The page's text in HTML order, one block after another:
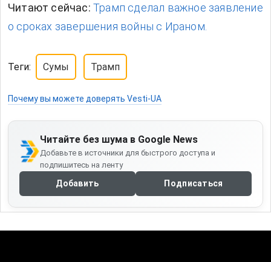
Читают сейчас: Трамп сделал важное заявление
о сроках завершения войны с Ираном.
Теги: Сумы Трамп
Почему вы можете доверять Vesti-UA
Читайте без шума в Google News
Добавьте в источники для быстрого доступа и
подпишитесь на ленту
Добавить Подписаться